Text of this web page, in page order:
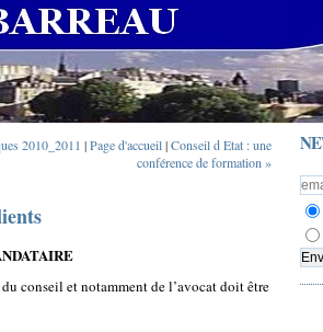
2010_2011 |Page d'accueil|Conseil d Etat : une
conférence de formation »
conseil et notamment de l’avocat doit être